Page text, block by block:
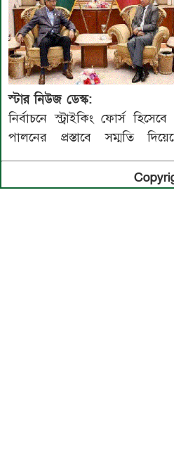
স্টার নিউজ ডেস্ক:
নির্বাচনে স্ট্রাইকিং ফোর্স হিসেবে
পালনের প্রস্তাবে সম্মতি